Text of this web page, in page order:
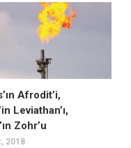
Afrodit’i,
Leviathan’ı,
Zohr’u
2018